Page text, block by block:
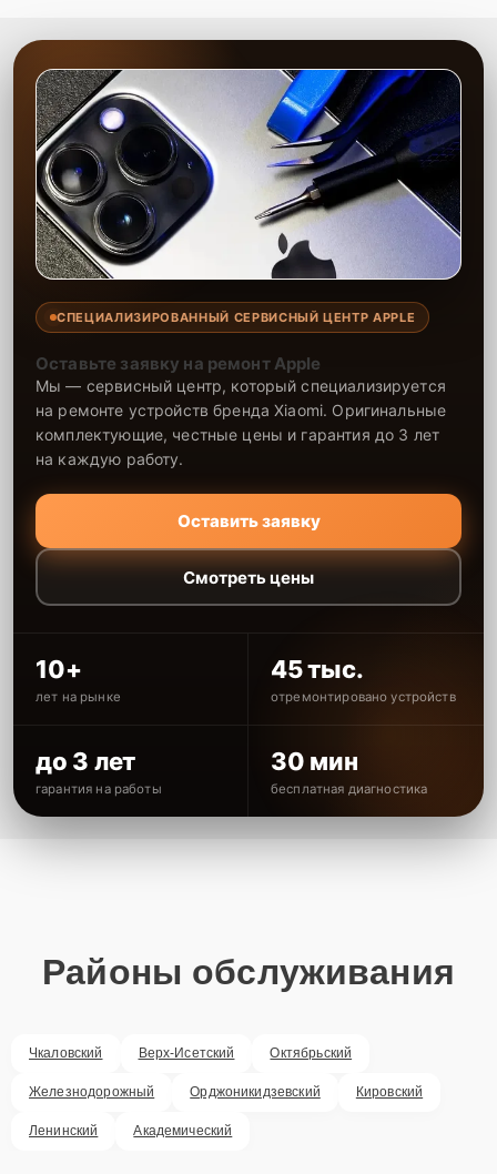
СПЕЦИАЛИЗИРОВАННЫЙ СЕРВИСНЫЙ ЦЕНТР APPLE
Оставьте заявку на ремонт Apple
Мы — сервисный центр, который специализируется
на ремонте устройств бренда Xiaomi. Оригинальные
комплектующие, честные цены и гарантия до 3 лет
на каждую работу.
Оставить заявку
Смотреть цены
10+
лет на рынке
45 тыс.
отремонтировано устройств
до 3 лет
гарантия на работы
30 мин
бесплатная диагностика
Районы обслуживания
Чкаловский Верх-Исетский Октябрьский
Железнодорожный Орджоникидзевский Кировский
Ленинский Академический